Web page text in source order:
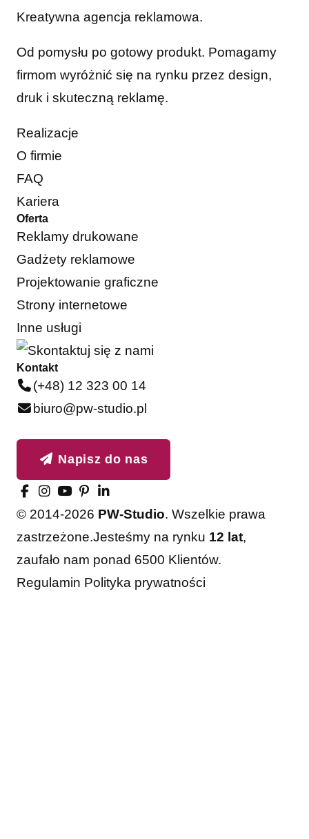
Kreatywna agencja reklamowa.
Od pomysłu po gotowy produkt. Pomagamy
firmom wyróżnić się na rynku przez design,
druk i skuteczną reklamę.
Realizacje
O firmie
FAQ
Kariera
Oferta
Reklamy drukowane
Gadżety reklamowe
Projektowanie graficzne
Strony internetowe
Inne usługi
Kontakt
(+48) 12 323 00 14
biuro@pw-studio.pl
Napisz do nas
© 2014-2026 PW-Studio. Wszelkie prawa
zastrzeżone.Jesteśmy na rynku 12 lat,
zaufało nam ponad 6500 Klientów.
Regulamin Polityka prywatności